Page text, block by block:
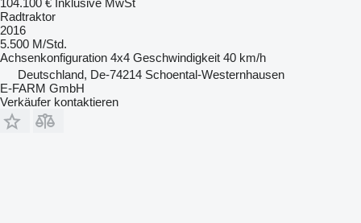
104.100 € Inklusive MwSt
Radtraktor
2016
5.500 M/Std.
Achsenkonfiguration 4x4 Geschwindigkeit 40 km/h
Deutschland, De-74214 Schoental-Westernhausen
E-FARM GmbH
Verkäufer kontaktieren